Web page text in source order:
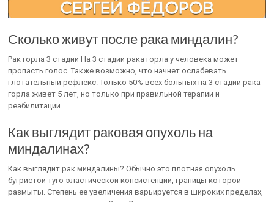
Сколько живут после рака миндалин?
Рак горла 3 стадии На 3 стадии рака горла у человека может
пропасть голос. Также возможно, что начнет ослабевать
глотательный рефлекс. Только 50% всех больных на 3 стадии рака
горла живет 5 лет, но только при правильной терапии и
реабилитации.
Как выглядит раковая опухоль на
миндалинах?
Как выглядит рак миндалины? Обычно это плотная опухоль
бугристой туго-эластической консистенции, границы которой
размыты. Степень ее увеличения варьируется в широких пределах,